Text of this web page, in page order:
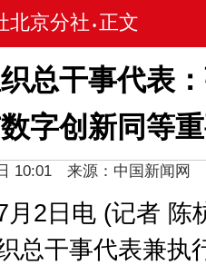
北京分社 • 正文
总干事代表
字创新同等
10:01 来源：中国新闻网
2日电 (记者 陈
总干事代表兼执